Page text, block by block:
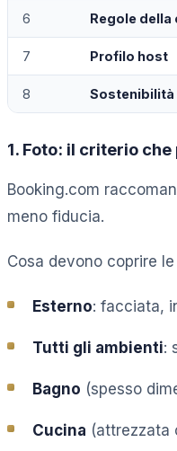
6 Regole della
7 Profilo host
8 Sostenibilità
1. Foto: il criterio che
Booking.com
meno fiducia.
Cosa devono coprire
Esterno: facciata,
Tutti gli ambienti:
Bagno (spesso
Cucina (attrezzata